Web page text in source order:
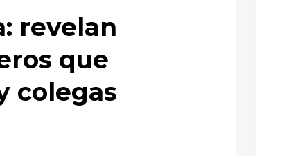
revelan
que
colegas